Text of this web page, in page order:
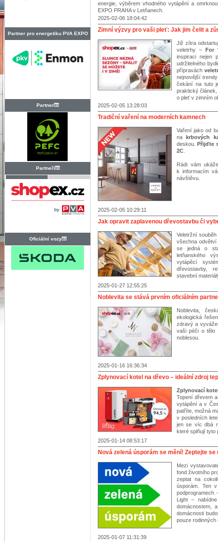
Partner pro energetiku PVA EXPO
Partner
Partneři
Oficiální vozy
energie, výběrem vhodného vytápění a
EXPO PRAHA v Letňanech.
2025-02-06 18:04:42
Zimní výzvy pro vaši pleť: Jak jim čelit a
Již zítra
veletrhy – For
inspiraci nejen
udržitelného
přípravách
nejnovější
čekání na tuto
praktický
o pleť v zimním
2025-02-05 13:28:03
Tradiční vaření na moderních kamnech
Vaření jako od
nakrbových
deskou.Přijďte
2C
Rádi vám
k informacím
návštěvu.
2025-02-05 10:29:11
Jak opravit zaplavenou dřevostavbu či
Veletržní
všechna
se jedná o
letňanského
vytápěcí
dřevostavby,
stavební
2025-01-27 12:55:25
Noblevita se stává prvním oficiálním
Noblevita,
ekologická
zdravý a
vaši péči o tělo
noblesou.
2025-01-16 16:36:34
Zplynovací kotel na dřevo – ideální zdroj
Zplynovací
Topení dřevem
vytápění a v
patříte, možná
v posledních
jen se víc dbá
které splňují tyto
2025-01-14 08:53:17
Nová zelená úsporám se mění! Zeptejte se
Mezi
fond životního
zeptat na
úsporám. Ten
Light –
domácnostem,
domácnosti
pouze rodinných
2025-01-07 11:31:39